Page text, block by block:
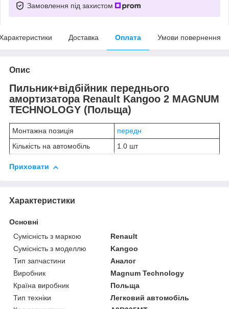
Замовлення під захистом
Доставка Оплата Умови повернення
Опис
Пильник+відбійник переднього
амортизатора Renault Kangoo 2 MAGNUM
TECHNOLOGY (Польща)
Монтажна позиція
передн
Кількість на автомобіль
1.0 шт
Приховати
Характеристики
Основні
Сумісність з маркою
Renault
Сумісність з моделлю
Kangoo
Тип запчастини
Аналог
Виробник
Magnum Technology
Країна виробник
Польща
Тип техніки
Легковий автомобіль